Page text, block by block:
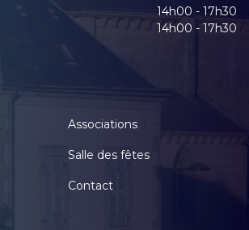
14h00 - 17h30
14h00 - 17h30
Associations
Salle des fêtes
Contact